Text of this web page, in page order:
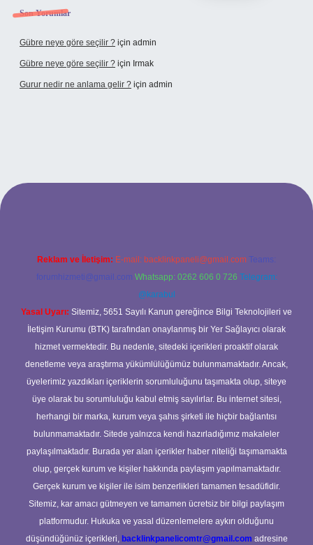
Son Yorumlar
Gübre neye göre seçilir ? için admin
Gübre neye göre seçilir ? için Irmak
Gurur nedir ne anlama gelir ? için admin
yeni giriş adresi
Reklam ve İletişim: E-mail: backlinkpaneli@gmail.com Teams:
forumhizmeti@gmail.com Whatsapp: 0262 606 0 726 Telegram:
@karabul
Yasal Uyarı: Sitemiz, 5651 Sayılı Kanun gereğince Bilgi Teknolojileri ve
İletişim Kurumu (BTK) tarafından onaylanmış bir Yer Sağlayıcı olarak
hizmet vermektedir. Bu nedenle, sitedeki içerikleri proaktif olarak
denetleme veya araştırma yükümlülüğümüz bulunmamaktadır. Ancak,
üyelerimiz yazdıkları içeriklerin sorumluluğunu taşımakta olup, siteye
üye olarak bu sorumluluğu kabul etmiş sayılırlar. Bu internet sitesi,
herhangi bir marka, kurum veya şahıs şirketi ile hiçbir bağlantısı
bulunmamaktadır. Sitede yalnızca kendi hazırladığımız makaleler
paylaşılmaktadır. Burada yer alan içerikler haber niteliği taşımamakta
olup, gerçek kurum ve kişiler hakkında paylaşım yapılmamaktadır.
Gerçek kurum ve kişiler ile isim benzerlikleri tamamen tesadüfidir.
Sitemiz, kar amacı gütmeyen ve tamamen ücretsiz bir bilgi paylaşım
platformudur. Hukuka ve yasal düzenlemelere aykırı olduğunu
düşündüğünüz içerikleri, backlinkpanelicomtr@gmail.com adresine